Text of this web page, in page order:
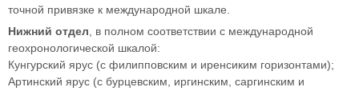
точной привязке к международной шкале.
Нижний отдел , в полном соответствии с международной
геохронологической шкалой:
Кунгурский ярус (с филипповским и иренсиким горизонтами);
Артинский ярус (с бурцевским, иргинским, саргинским и